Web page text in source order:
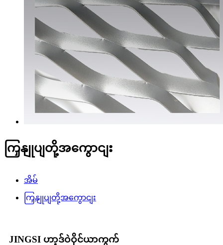
ကြှနျုပျတို့အကွောငျး
အိမ်
ကြှနျုပျတို့အကွောငျး
JINGSI ဟာ့ဒ်ဝဲဝိုင်ယာကွက်